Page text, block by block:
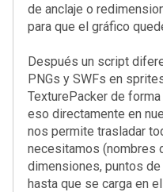
de anclaje o
para que el gráfico
Después un script
PNGs y SWFs en
TexturePacker de
eso directamente en
nos permite trasladar
necesitamos (nombres
dimensiones, puntos
hasta que se carga en